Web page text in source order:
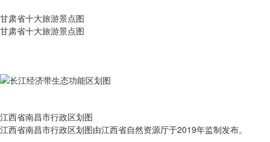
甘肃省十大旅游景点图
甘肃省十大旅游景点图
江西省南昌市行政区划图
江西省南昌市行政区划图由江西省自然资源厅于2019年监制发布。